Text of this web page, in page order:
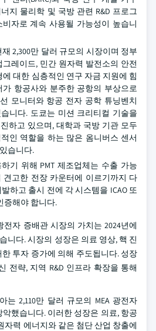
지 물리학 및 국방 관련 R&D 프로그
비자로 계속 사용될 가능성이 높습니
2,300만 달러 규모의 시장이며 정부
레이드, 민간 원자력 발전소의 안전
대한 심층적인 연구 자금 지원에 힘
가 항공사와 분주한 공항의 부상으로
모니터와 항공 전자 공학 튜닝벤치
니다. 도쿄는 미션 크리티컬 기술을
하고 있으며, 대학과 국방 기관 모두
인 역할을 하는 많은 옴니버스 센서
습니다.
기 위해 PMT 제조업체는 수출 가능
견고한 전장 카운터에 이르기까지 다
하고 출시 전에 각 시스템을 ICAO 또
증해야 합니다.
전자 증배관 시장의 가치는 2024년에
니다. 시장의 성장은 의료 영상, 핵 진
투자 증가에 의해 주도됩니다. 성장
전략, 지역 R&D 인프라 확장을 통해
는 2,110만 달러 규모의 MEA 광전자
악했습니다. 이러한 성장은 의료, 항공
자력 에너지와 같은 첨단 산업 창출에